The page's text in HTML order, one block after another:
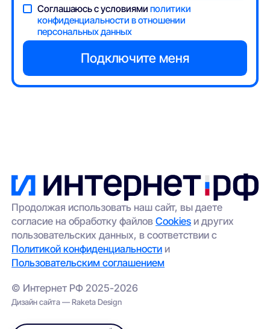
Соглашаюсь с условиямиполитики
конфиденциальности в отношении
персональных данных
Продолжая использовать наш сайт, вы даете
согласие на обработку файловCookies и других
пользовательских данных, в соответствии с
Политикой конфиденциальности и
Пользовательским соглашением
© Интернет РФ 2025-2026
Дизайн сайта — Raketa Design